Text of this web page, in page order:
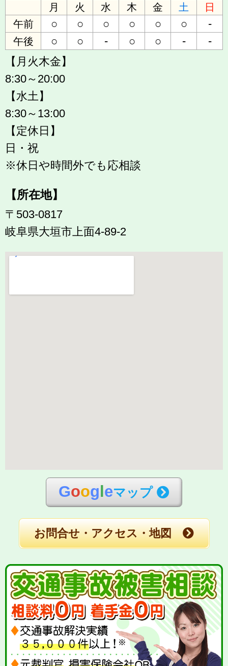
月 火 水 木 金 土
日
午前
○ ○ ○ ○ ○ ○ -
午後 ○ ○ - ○ ○ -
-
【月火木金】
8:30～20:00
【水土】
8:30～13:00
【定休日】
日・祝
※休日や時間外でも応相談
【所在地】
〒503-0817
岐阜県大垣市上面4-89-2
Goog eマップ
お問合せ・アクセス・地図